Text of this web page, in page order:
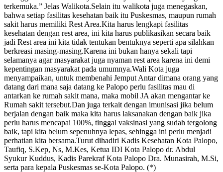
terkemuka.” Jelas Walikota.Selain itu walikota juga menegaskan,
bahwa setiap fasilitas kesehatan baik itu Puskesmas, maupun rumah
sakit harus memiliki Rest Area.Kita harus lengkapi fasilitas
kesehatan dengan rest area, ini kita harus publikasikan secara baik
jadi Rest area ini kita tidak tentukan bentuknya seperti apa silahkan
berkreasi masing-masing.Karena ini bukan hanya sekali tapi
selamanya agar masyarakat juga nyaman rest area karena ini demi
kepentingan masyarakat pada umumnya.Wali Kota juga
menyampaikan, untuk membenahi Jemput Antar dimana orang yang
datang dari mana saja datang ke Palopo perlu fasilitas mau di
antarkan ke rumah sakit mana, maka mobil JA akan mengantar ke
Rumah sakit tersebut.Dan juga terkait dengan imunisasi jika belum
berjalan dengan baik maka kita harus laksanakan dengan baik jika
perlu harus mencapai 100%, tinggal vaksinasi yang sudah tergolong
baik, tapi kita belum sepenuhnya lepas, sehingga ini perlu menjadi
perhatian kita bersama.Turut dihadiri Kadis Kesehatan Kota Palopo,
Taufiq, S.Kep, Ns, M.Kes, Ketua IDI Kota Palopo dr. Abdul
Syukur Kuddus, Kadis Parekraf Kota Palopo Dra. Munasirah, M.Si,
serta para kepala Puskesmas se-Kota Palopo. (*)